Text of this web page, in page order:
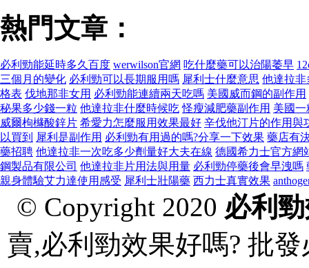
熱門文章：
必利勁能延時多久百度 werwilson官網 吃什麼藥可以治陽萎早
三個月的變化 必利勁可以長期服用嗎 犀利士什麼意思 他達拉非
格表 伐地那非女用 必利勁能連續兩天吃嗎 美國威而鋼的副作用
秘果多少錢一粒 他達拉非什麼時候吃 怪瘦減肥藥副作用 美國一
威爾枸櫞酸鋅片 希愛力怎麼服用效果最好 辛伐他汀片的作用與
以買到 犀利是副作用 必利勁有用過的嗎?分享一下效果 藥店有
藥招聘 他達拉非一次吃多少劑量好大夫在線 德國希力士官方網
鋼製品有限公司 他達拉非片用法與用量 必利勁停藥後會早洩嗎
親身體驗艾力達使用感受 犀利士壯陽藥 西力士真實效果
© Copyright 2020 必利
賣,必利勁效果好嗎? 批